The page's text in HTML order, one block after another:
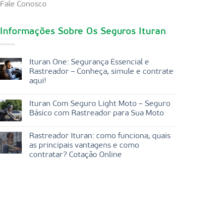
Fale Conosco
Informações Sobre Os Seguros Ituran
Ituran One: Segurança Essencial e
Rastreador – Conheça, simule e contrate
aqui!
Ituran Com Seguro Light Moto – Seguro
Básico com Rastreador para Sua Moto
Rastreador Ituran: como funciona, quais
as principais vantagens e como
contratar? Cotação Online